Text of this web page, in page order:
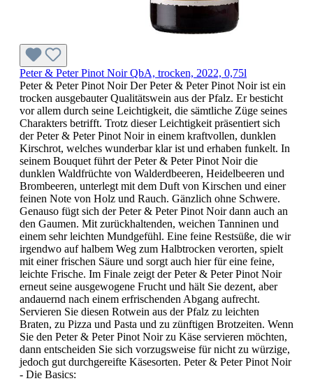
Peter & Peter Pinot Noir QbA, trocken, 2022, 0,75l
Peter & Peter Pinot Noir Der Peter & Peter Pinot Noir ist ein
trocken ausgebauter Qualitätswein aus der Pfalz. Er besticht
vor allem durch seine Leichtigkeit, die sämtliche Züge seines
Charakters betrifft. Trotz dieser Leichtigkeit präsentiert sich
der Peter & Peter Pinot Noir in einem kraftvollen, dunklen
Kirschrot, welches wunderbar klar ist und erhaben funkelt. In
seinem Bouquet führt der Peter & Peter Pinot Noir die
dunklen Waldfrüchte von Walderdbeeren, Heidelbeeren und
Brombeeren, unterlegt mit dem Duft von Kirschen und einer
feinen Note von Holz und Rauch. Gänzlich ohne Schwere.
Genauso fügt sich der Peter & Peter Pinot Noir dann auch an
den Gaumen. Mit zurückhaltenden, weichen Tanninen und
einem sehr leichten Mundgefühl. Eine feine Restsüße, die wir
irgendwo auf halbem Weg zum Halbtrocken verorten, spielt
mit einer frischen Säure und sorgt auch hier für eine feine,
leichte Frische. Im Finale zeigt der Peter & Peter Pinot Noir
erneut seine ausgewogene Frucht und hält Sie dezent, aber
andauernd nach einem erfrischenden Abgang aufrecht.
Servieren Sie diesen Rotwein aus der Pfalz zu leichten
Braten, zu Pizza und Pasta und zu zünftigen Brotzeiten. Wenn
Sie den Peter & Peter Pinot Noir zu Käse servieren möchten,
dann entscheiden Sie sich vorzugsweise für nicht zu würzige,
jedoch gut durchgereifte Käsesorten. Peter & Peter Pinot Noir
- Die Basics: